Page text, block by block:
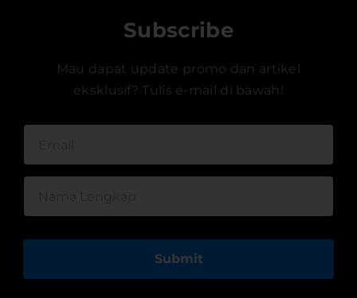
Subscribe
Mau dapat update promo dan artikel
eksklusif? Tulis e-mail di bawah!
Submit